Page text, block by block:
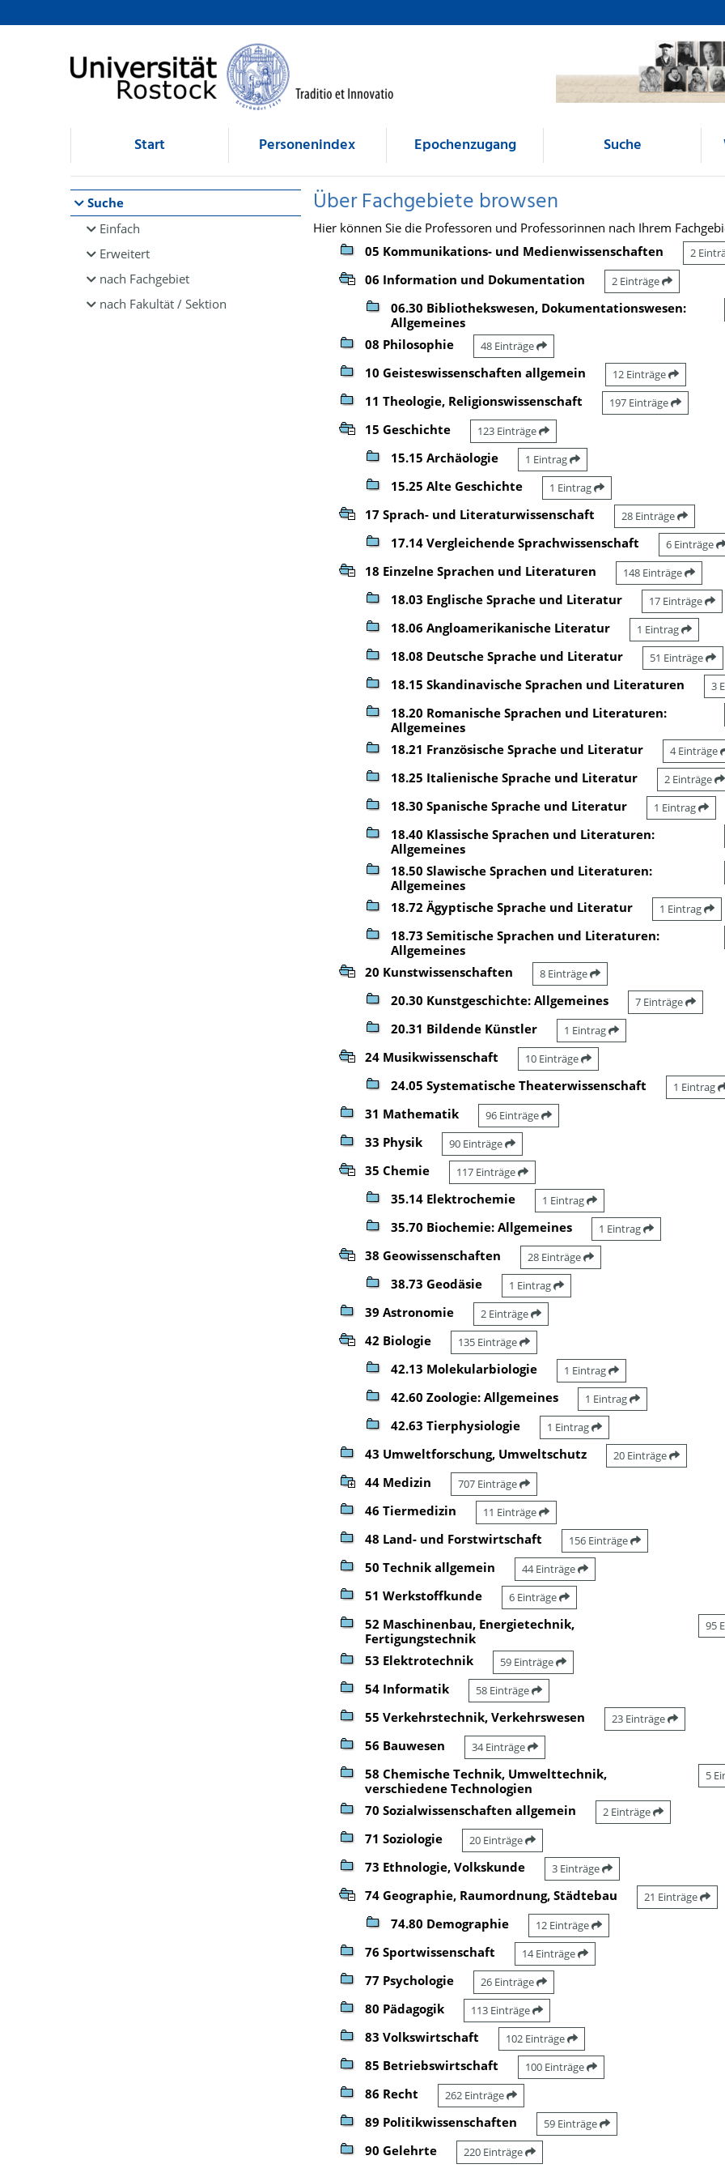
Browsen
direkt zum Inhalt
Start Personenindex Epochenzugang Suche
Suche
Einfach
Erweitert
nach Fachgebiet
nach Fakultät / Sektion
Über Fachgebiete browsen
Hier können Sie die Professoren und Professorinnen nach Ihrem
05 Kommunikations- und Medienwissenschaften
2
06 Information und Dokumentation 2 Einträge
06.30 Bibliothekswesen, Dokumentationswesen:
Allgemeines
08 Philosophie 48 Einträge
10 Geisteswissenschaften allgemein 12 Einträge
11 Theologie, Religionswissenschaft 197 Einträge
15 Geschichte 123 Einträge
15.15 Archäologie 1 Eintrag
15.25 Alte Geschichte 1 Eintrag
17 Sprach- und Literaturwissenschaft 28 Einträge
17.14 Vergleichende Sprachwissenschaft 6 Einträge
18 Einzelne Sprachen und Literaturen 148 Einträge
18.03 Englische Sprache und Literatur 17 Einträge
18.06 Angloamerikanische Literatur 1 Eintrag
18.08 Deutsche Sprache und Literatur 51 Einträge
18.15 Skandinavische Sprachen und Literaturen 3
18.20 Romanische Sprachen und Literaturen:
Allgemeines
18.21 Französische Sprache und Literatur 4 Einträge
18.25 Italienische Sprache und Literatur 2 Einträge
18.30 Spanische Sprache und Literatur 1 Eintrag
18.40 Klassische Sprachen und Literaturen:
Allgemeines
18.50 Slawische Sprachen und Literaturen:
Allgemeines
18.72 Ägyptische Sprache und Literatur 1 Eintrag
18.73 Semitische Sprachen und Literaturen:
Allgemeines
20 Kunstwissenschaften 8 Einträge
20.30 Kunstgeschichte: Allgemeines 7 Einträge
20.31 Bildende Künstler 1 Eintrag
24 Musikwissenschaft 10 Einträge
24.05 Systematische Theaterwissenschaft 1 Eintrag
31 Mathematik 96 Einträge
33 Physik 90 Einträge
35 Chemie 117 Einträge
35.14 Elektrochemie 1 Eintrag
35.70 Biochemie: Allgemeines 1 Eintrag
38 Geowissenschaften 28 Einträge
38.73 Geodäsie 1 Eintrag
39 Astronomie 2 Einträge
42 Biologie 135 Einträge
42.13 Molekularbiologie 1 Eintrag
42.60 Zoologie: Allgemeines 1 Eintrag
42.63 Tierphysiologie 1 Eintrag
43 Umweltforschung, Umweltschutz 20 Einträge
44 Medizin 707 Einträge
46 Tiermedizin 11 Einträge
48 Land- und Forstwirtschaft 156 Einträge
50 Technik allgemein 44 Einträge
51 Werkstoffkunde 6 Einträge
52 Maschinenbau, Energietechnik,
Fertigungstechnik
95
53 Elektrotechnik 59 Einträge
54 Informatik 58 Einträge
55 Verkehrstechnik, Verkehrswesen 23 Einträge
56 Bauwesen 34 Einträge
58 Chemische Technik, Umwelttechnik,
verschiedene Technologien
5
70 Sozialwissenschaften allgemein 2 Einträge
71 Soziologie 20 Einträge
73 Ethnologie, Volkskunde 3 Einträge
74 Geographie, Raumordnung, Städtebau 21 Einträge
74.80 Demographie 12 Einträge
76 Sportwissenschaft 14 Einträge
77 Psychologie 26 Einträge
80 Pädagogik 113 Einträge
83 Volkswirtschaft 102 Einträge
85 Betriebswirtschaft 100 Einträge
86 Recht 262 Einträge
89 Politikwissenschaften 59 Einträge
90 Gelehrte 220 Einträge